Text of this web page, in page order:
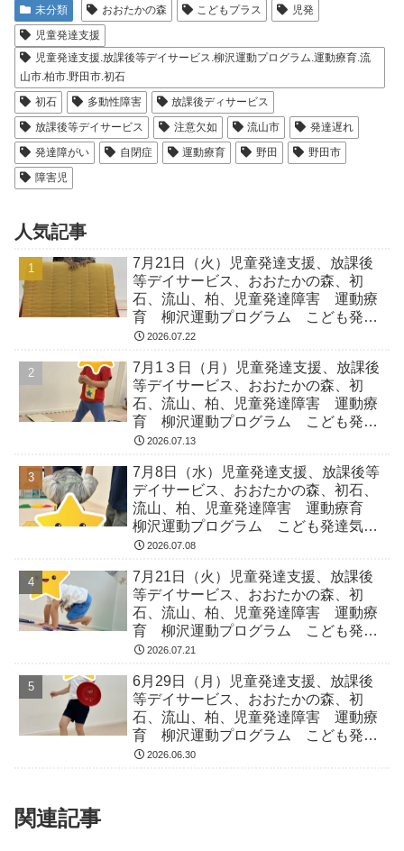
未分類 おおたかの森 こどもプラス
児発
児童発達支援
児童発達支援.放課後等デイサービス.柳沢運動プログラム.運動療育.流
山市.柏市.野田市.初石
初石
多動性障害
放課後ディサービス
放課後等デイサービス
注意欠如 流山市
発達遅れ
発達障がい
自閉症 運動療育 野田
野田市
障害児
人気記事
7月21日（火）児童発達支援、放課後
等デイサービス、おおたかの森、初
石、流山、柏、児童発達障害 運動療
育 柳沢運動プログラム こども発達
気になる 発達障害 放デイ 自閉
2026.07.22
7月1３日（月）児童発達支援、放課後
等デイサービス、おおたかの森、初
石、流山、柏、児童発達障害 運動療
育 柳沢運動プログラム こども発達
気になる 発達障害 放デイ 自閉
2026.07.13
7月8日（水）児童発達支援、放課後等
デイサービス、おおたかの森、初石、
流山、柏、児童発達障害 運動療育
柳沢運動プログラム こども発達気に
なる 発達障害 放デイ 自閉症
2026.07.08
7月21日（火）児童発達支援、放課後
等デイサービス、おおたかの森、初
石、流山、柏、児童発達障害 運動療
育 柳沢運動プログラム こども発達
気になる 発達障害 放デイ 自閉
2026.07.21
6月29日（月）児童発達支援、放課後
等デイサービス、おおたかの森、初
石、流山、柏、児童発達障害 運動療
育 柳沢運動プログラム こども発達
気になる 発達障害 放デイ 自閉
2026.06.30
関連記事